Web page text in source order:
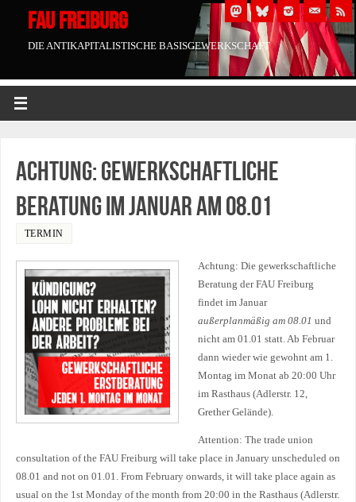
FAU FREIBURG
DIE ANTIKAPITALISTISCHE BASISGEWERKSCHAFT
Achtung: Gewerkschaftliche
Beratung im Januar am 08.01
TERMIN
Achtung: Die gewerkschaftliche
Beratung der FAU Freiburg
findet im Januar
außerplanmäßig am 08.01 und
nicht am 01.01 statt. Ab Februar
dann wieder wie gewohnt am 1.
Montag im Monat ab 20:00 Uhr
im Rasthaus (Adlerstr. 12,
Grether Gelände).
Attention: The trade union
consultation of the FAU Freiburg will take place in January unscheduled on
08.01 and not on 01.01. From February onwards, it will take place again as
usual on the 1st Monday of the month from 20:00 in the Rasthaus (Adlerstr.